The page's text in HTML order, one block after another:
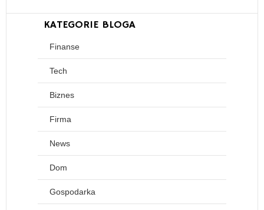
KATEGORIE BLOGA
Finanse
Tech
Biznes
Firma
News
Dom
Gospodarka